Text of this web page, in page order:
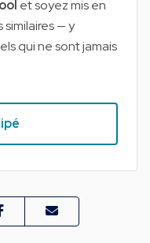
et soyez mis en
— y
qui ne sont jamais